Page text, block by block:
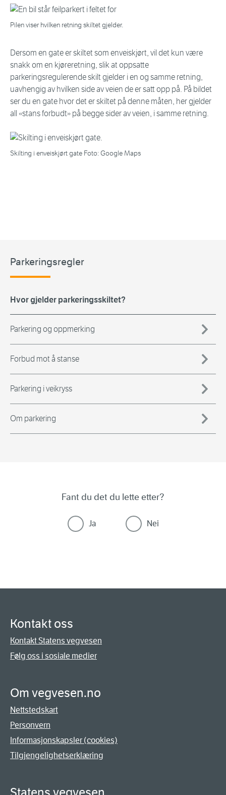
Pilen viser hvilken retning skiltet gjelder.
Dersom en gate er skiltet som enveiskjørt, vil det kun være
snakk om en kjøreretning, slik at oppsatte
parkeringsregulerende skilt gjelder i en og samme retning,
uavhengig av hvilken side av veien de er satt opp på. På bildet
ser du en gate hvor det er skiltet på denne måten, her gjelder
all «stans forbudt» på begge sider av veien, i samme retning.
Skilting i enveiskjørt gate Foto: Google Maps
Parkeringsregler
Hvor gjelder parkeringsskiltet?
Parkering og oppmerking
Forbud mot å stanse
Parkering i veikryss
Om parkering
Fant du det du lette etter?
Ja Nei
Kontakt oss
Kontakt Statens vegvesen
Følg oss i sosiale medier
Om vegvesen.no
Nettstedskart
Personvern
Informasjonskapsler (cookies)
Tilgjengelighetserklæring